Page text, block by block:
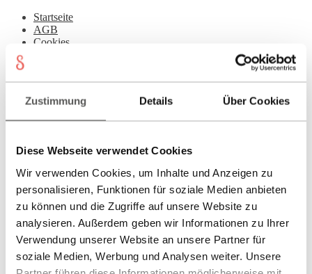
Zustimmung Details Über Cookies
Diese Webseite verwendet Cookies
Wir verwenden Cookies, um Inhalte und Anzeigen zu
personalisieren, Funktionen für soziale Medien anbieten
zu können und die Zugriffe auf unsere Website zu
analysieren. Außerdem geben wir Informationen zu Ihrer
Verwendung unserer Website an unsere Partner für
soziale Medien, Werbung und Analysen weiter. Unsere
Startseite
AGB
Cookies
Edelsteinmaterialien Wirkung & Pflege – Ratgeber
Impressum
Kontakt
Login
Philosophie
Registrierung
Richtlinie für Rückerstattungen und Rückgaben
Schmuck-Atelier
Showroom
Sonnia
Versand
Warenkorb